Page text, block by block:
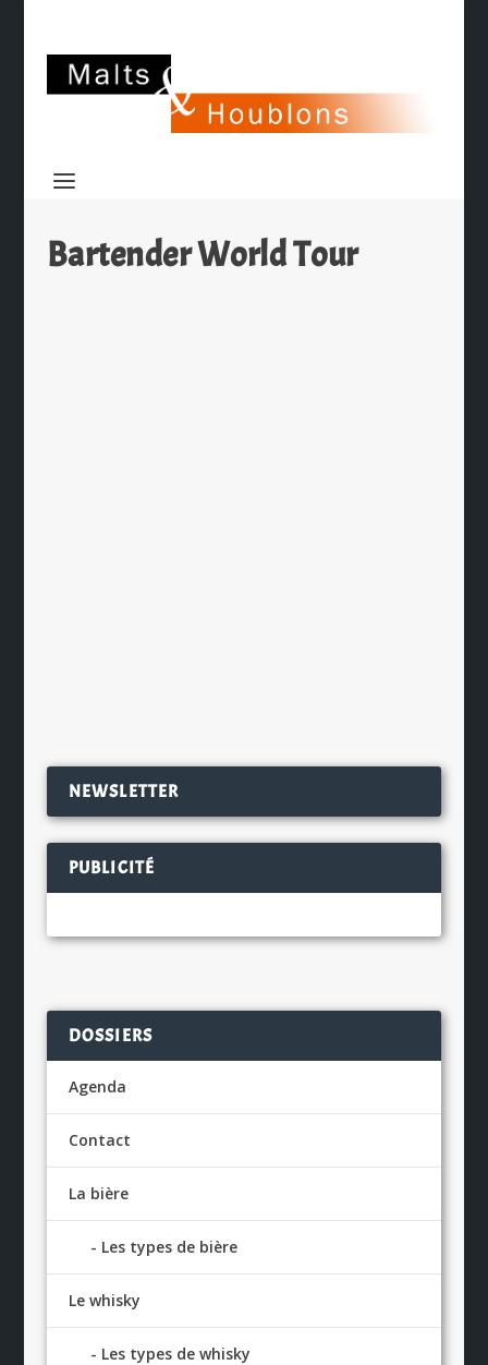
Bartender World Tour
NEWSLETTER
PUBLICITÉ
DOSSIERS
Agenda
Contact
La bière
Les types de bière
Le whisky
Les types de whisky